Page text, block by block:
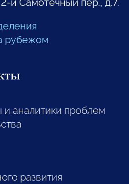
й Самотечный пер., д.7.
рубежом
и аналитики проблем
развития